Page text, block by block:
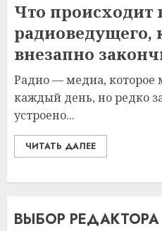
Что происходит
радиоведущего,
внезапно
Радио — медиа, которое
каждый день, но редко
устроено...
ЧИТАТЬ ДАЛЕЕ
ВЫБОР РЕДАКТОРА